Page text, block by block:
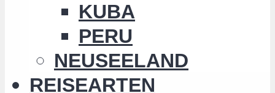
KUBA
PERU
NEUSEELAND
REISEARTEN